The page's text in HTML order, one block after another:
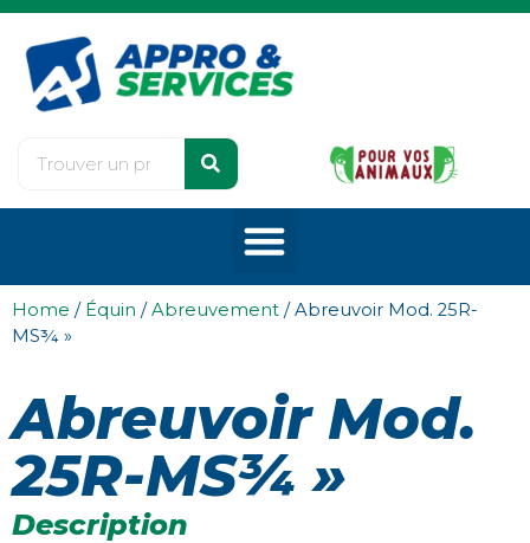
Home / Équin /Abreuvement / Abreuvoir Mod. 25R-
MS¾ »
Abreuvoir Mod.
25R-MS¾ »
Description